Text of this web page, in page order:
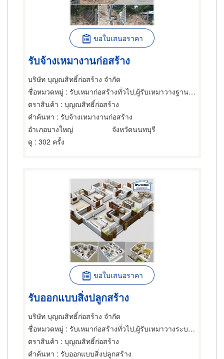
ขอใบเสนอราคา
รับจ้างเหมางานก่อสร้าง
บริษัท บุญณสิทธิ์ก่อสร้าง จำกัด
ชื่อหมวดหมู่ : รับเหมาก่อสร้างทั่วไป,ผู้รับเหมาวางฐานรากก่อสร้าง,รับสร้างบ้านทรงไทย
ตราสินค้า : บุญณสิทธิ์ก่อสร้าง
คำค้นหา : รับจ้างเหมางานก่อสร้าง
อำเภอบางใหญ่
จังหวัดนนทบุรี
ดู : 302 ครั้ง
ขอใบเสนอราคา
รับออกแบบสิ่งปลูกสร้าง
บริษัท บุญณสิทธิ์ก่อสร้าง จำกัด
ชื่อหมวดหมู่ : รับเหมาก่อสร้างทั่วไป,ผู้รับเหมาวางระบบอุตสาหกรรมและอาคาร,ผู้ออกแบบก่อสร้าง
ตราสินค้า : บุญณสิทธิ์ก่อสร้าง
คำค้นหา : รับออกแบบสิ่งปลูกสร้าง